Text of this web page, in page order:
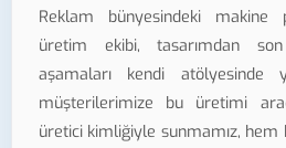
Reklam bünyesindeki
üretim ekibi, tasarımdan
aşamaları kendi atölyesinde
müşterilerimize bu üretimi
üretici kimliğiyle sunmamız,